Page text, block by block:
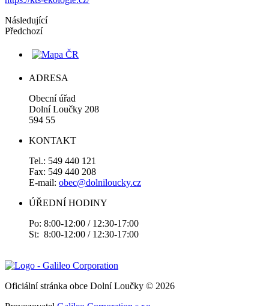
Následující
Předchozí
ADRESA
Obecní úřad
Dolní Loučky 208
594 55
KONTAKT
Tel.: 549 440 121
Fax: 549 440 208
E-mail: obec@dolniloucky.cz
ÚŘEDNÍ HODINY
Po: 8:00-12:00 / 12:30-17:00
St: 8:00-12:00 / 12:30-17:00
Oficiální stránka obce Dolní Loučky © 2026